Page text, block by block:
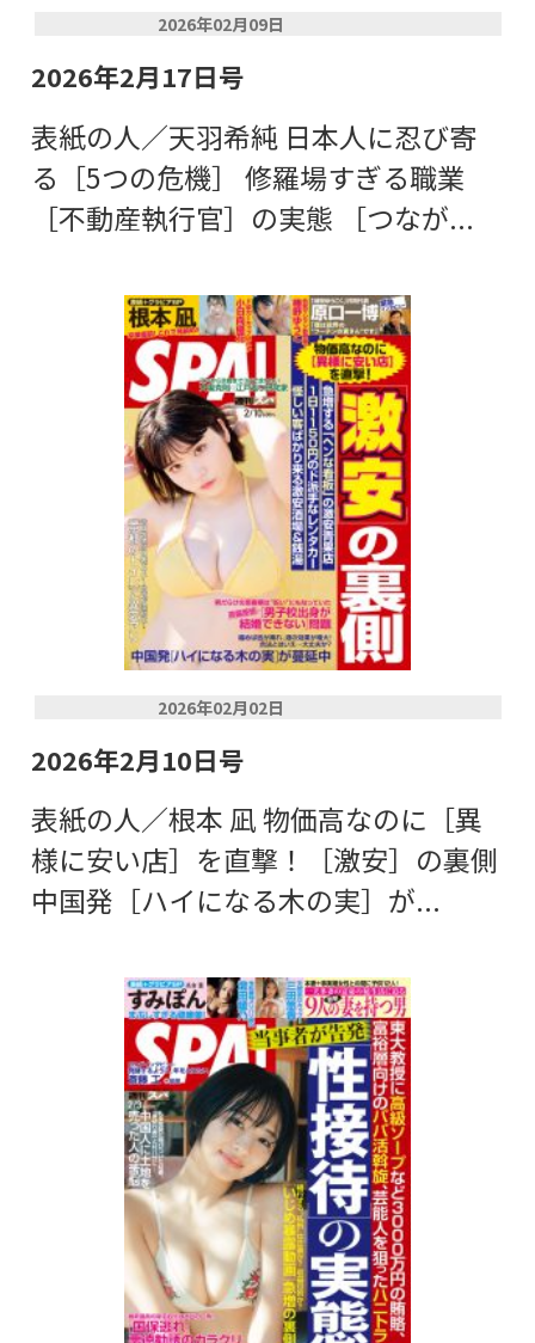
2026年02月09日
2026年2月17日号
表紙の人／天羽希純 日本人に忍び寄
る［5つの危機］ 修羅場すぎる職業
［不動産執行官］の実態 ［つなが...
2026年02月02日
2026年2月10日号
表紙の人／根本 凪 物価高なのに［異
様に安い店］を直撃！［激安］の裏側
中国発［ハイになる木の実］が...